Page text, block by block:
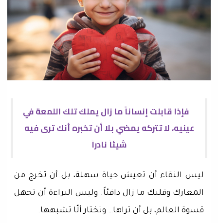
فإذا قابلت إنساناً ما زال يملك تلك اللمعة في
عينيه، لا تتركه يمضي بلا أن تخبره أنك ترى فيه
شيئاً نادراً
ليس النقاء أن تعيش حياة سهلة، بل أن تخرج من
المعارك وقلبك ما زال دافئاً. وليس البراءة أن تجهل
قسوة العالم، بل أن تراها… وتختار ألّا تشبهها.